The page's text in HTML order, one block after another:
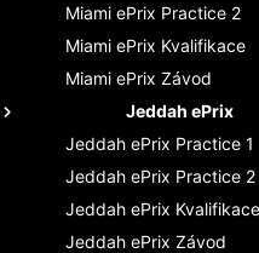
Miami ePrix Practice 2
Miami ePrix Kvalifikace
Miami ePrix Závod
Jeddah ePrix
Jeddah ePrix Practice 1
Jeddah ePrix Practice 2
Jeddah ePrix Kvalifikace
Jeddah ePrix Závod